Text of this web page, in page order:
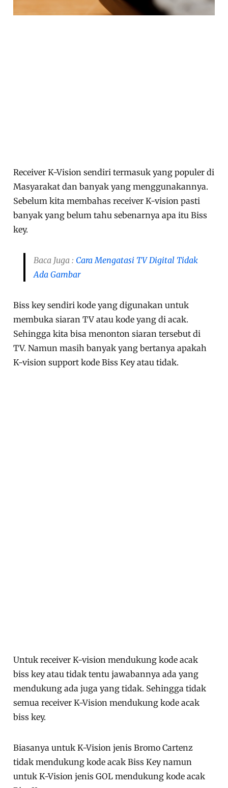
Receiver K-Vision sendiri termasuk yang populer di
Masyarakat dan banyak yang menggunakannya.
Sebelum kita membahas receiver K-vision pasti
banyak yang belum tahu sebenarnya apa itu Biss
key.
Baca Juga : Cara Mengatasi TV Digital Tidak
Ada Gambar
Biss key sendiri kode yang digunakan untuk
membuka siaran TV atau kode yang di acak.
Sehingga kita bisa menonton siaran tersebut di
TV. Namun masih banyak yang bertanya apakah
K-vision support kode Biss Key atau tidak.
Untuk receiver K-vision mendukung kode acak
biss key atau tidak tentu jawabannya ada yang
mendukung ada juga yang tidak. Sehingga tidak
semua receiver K-Vision mendukung kode acak
biss key.
Biasanya untuk K-Vision jenis Bromo Cartenz
tidak mendukung kode acak Biss Key namun
untuk K-Vision jenis GOL mendukung kode acak